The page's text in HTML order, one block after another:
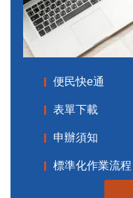
便民快e通
表單下載
申辦須知
標準化作業流程